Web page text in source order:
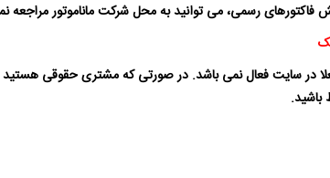
رسمی، می توانید به محل شرکت ماناموتور مراجعه